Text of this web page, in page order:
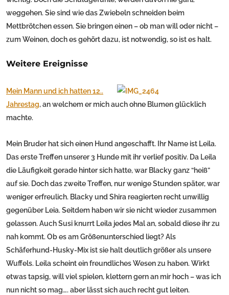
weggehen. Sie sind wie das Zwiebeln schneiden beim
Mettbrötchen essen. Sie bringen einen – ob man will oder nicht –
zum Weinen, doch es gehört dazu, ist notwendig, so ist es halt.
Weitere Ereignisse
Mein Mann und ich hatten 12..
Jahrestag, an welchem er mich auch ohne Blumen glücklich
machte.
Mein Bruder hat sich einen Hund angeschafft. Ihr Name ist Leila.
Das erste Treffen unserer 3 Hunde mit ihr verlief positiv. Da Leila
die Läufigkeit gerade hinter sich hatte, war Blacky ganz “heiß”
auf sie. Doch das zweite Treffen, nur wenige Stunden später, war
weniger erfreulich. Blacky und Shira reagierten recht unwillig
gegenüber Leia. Seitdem haben wir sie nicht wieder zusammen
gelassen. Auch Susi knurrt Leila jedes Mal an, sobald diese ihr zu
nah kommt. Ob es am Größenunterschied liegt? Als
Schäferhund-Husky-Mix ist sie halt deutlich größer als unsere
Wuffels. Leila scheint ein freundliches Wesen zu haben. Wirkt
etwas tapsig, will viel spielen, klettern gern an mir hoch – was ich
nun nicht so mag…. aber lässt sich auch recht gut leiten.